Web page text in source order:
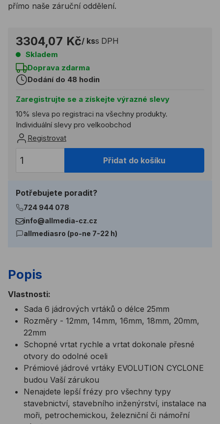
přímo naše záruční oddělení.
3304,07 Kč/ kss DPH
Skladem
Doprava zdarma
Dodání do 48 hodin
Zaregistrujte se a získejte výrazné slevy
10% sleva po registraci na všechny produkty.
Individuální slevy pro velkoobchod
Registrovat
Přidat do košíku
Potřebujete poradit?
724 944 078
info@allmedia-cz.cz
allmediasro (po-ne 7-22 h)
Popis
Vlastnosti:
Sada 6 jádrových vrtáků o délce 25mm
Rozměry - 12mm, 14mm, 16mm, 18mm, 20mm,
22mm
Schopné vrtat rychle a vrtat dokonale přesné
otvory do odolné oceli
Prémiové jádrové vrtáky EVOLUTION CYCLONE
budou Vaší zárukou
Nenajdete lepší frézy pro všechny typy
stavebnictví, stavebního inženýrství, instalace na
moři, petrochemickou, železniční či námořní